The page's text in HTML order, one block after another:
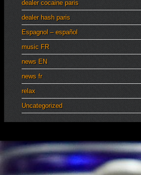
dealer cocaine paris
dealer hash paris
Espagnol – español
music FR
news EN
news fr
relax
Uncategorized